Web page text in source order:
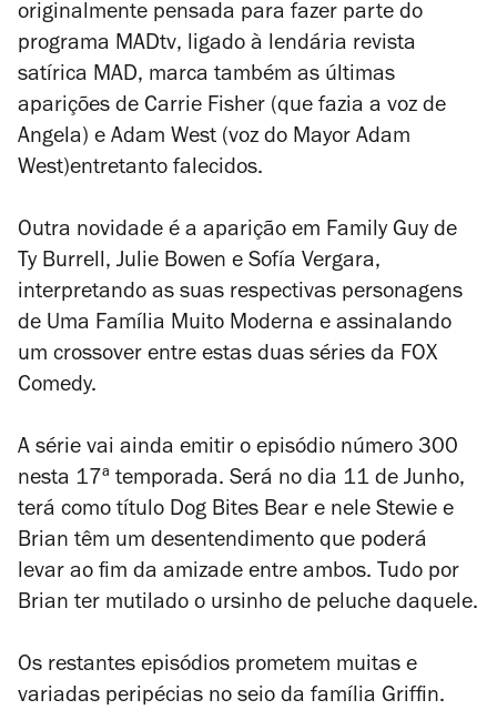
originalmente pensada para fazer parte do
programa MADtv, ligado à lendária revista
satírica MAD, marca também as últimas
aparições de Carrie Fisher (que fazia a voz de
Angela) e Adam West (voz do Mayor Adam
West)entretanto falecidos.
Outra novidade é a aparição em Family Guy de
Ty Burrell, Julie Bowen e Sofía Vergara,
interpretando as suas respectivas personagens
de Uma Família Muito Moderna e assinalando
um crossover entre estas duas séries da FOX
Comedy.
A série vai ainda emitir o episódio número 300
nesta 17ª temporada. Será no dia 11 de Junho,
terá como título Dog Bites Bear e nele Stewie e
Brian têm um desentendimento que poderá
levar ao fim da amizade entre ambos. Tudo por
Brian ter mutilado o ursinho de peluche daquele.
Os restantes episódios prometem muitas e
variadas peripécias no seio da família Griffin.